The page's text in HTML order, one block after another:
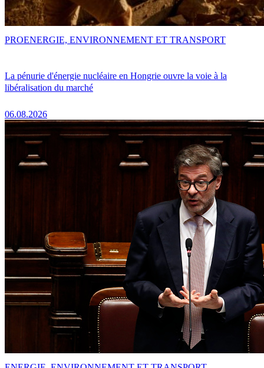
La pénurie d'énergie nucléaire en Hongrie ouvre la voie à la
libéralisation du marché
06.08.2026
PROENERGIE, ENVIRONNEMENT ET TRANSPORT